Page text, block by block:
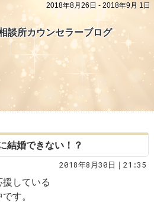
2018年8月26日 - 2018年9月 1日
談所カウンセラーブログ
結婚できない！？
2018年8月30日｜21:35
している
す。